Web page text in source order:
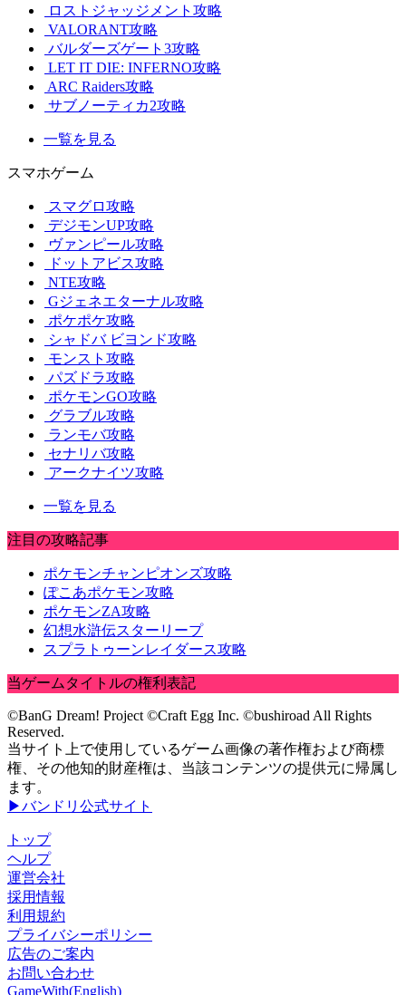
ロストジャッジメント攻略
VALORANT攻略
バルダーズゲート3攻略
LET IT DIE: INFERNO攻略
ARC Raiders攻略
サブノーティカ2攻略
一覧を見る
スマホゲーム
スマグロ攻略
デジモンUP攻略
ヴァンピール攻略
ドットアビス攻略
NTE攻略
Gジェネエターナル攻略
ポケポケ攻略
シャドバ ビヨンド攻略
モンスト攻略
パズドラ攻略
ポケモンGO攻略
グラブル攻略
ランモバ攻略
セナリバ攻略
アークナイツ攻略
一覧を見る
注目の攻略記事
ポケモンチャンピオンズ攻略
ぽこあポケモン攻略
ポケモンZA攻略
幻想水滸伝スターリープ
スプラトゥーンレイダース攻略
当ゲームタイトルの権利表記
©BanG Dream! Project ©Craft Egg Inc. ©bushiroad All Rights
Reserved.
当サイト上で使用しているゲーム画像の著作権および商標
権、その他知的財産権は、当該コンテンツの提供元に帰属し
ます。
▶バンドリ公式サイト
トップ
ヘルプ
運営会社
採用情報
利用規約
プライバシーポリシー
広告のご案内
お問い合わせ
GameWith(English)